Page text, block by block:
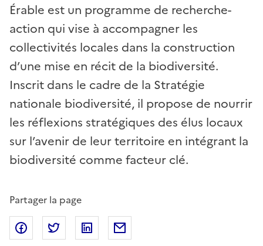
Érable est un programme de recherche-
action qui vise à accompagner les
collectivités locales dans la construction
d’une mise en récit de la biodiversité.
Inscrit dans le cadre de la Stratégie
nationale biodiversité, il propose de nourrir
les réflexions stratégiques des élus locaux
sur l’avenir de leur territoire en intégrant la
biodiversité comme facteur clé.
Partager la page
Partager sur Facebook
Partager sur Twitter
Partager sur Linkedin